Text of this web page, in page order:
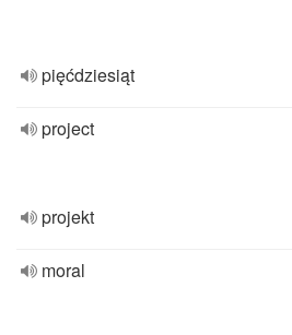
pięćdziesiąt
project
projekt
moral